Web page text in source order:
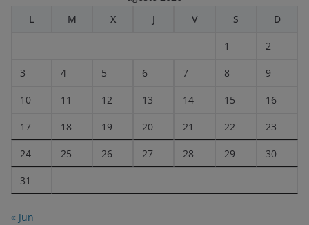
L
M X J V S D
1 2
3 4 5 6 7 8 9
10 11 12 13 14 15 16
17 18 19 20 21 22 23
24 25 26 27 28 29 30
31
« Jun